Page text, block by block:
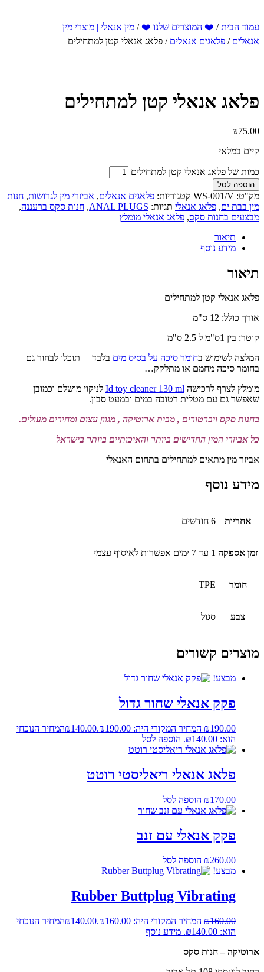
עמוד הבית/ ❤️ המוצרים שלנו ❤️ / מין אנאלי | מוצרי מין
אנאלים / פלאגים אנאלים / פלאג אנאלי קטן למתחילים
פלאג אנאלי קטן למתחילים
₪75.00
קיים במלאי
כמות של פלאג אנאלי קטן למתחילים
הוספה לסל
מק"ט: WS-001/V קטגוריות: פלאגים אנאלים, אביזרי מין לגרושות, חנות
מין בבת ים, פלאג אנאלי תגיות: ANAL PLUGS
, חנות סקס ברעננה,
מבצעים בחנות סקס, פלאג אנאלי מומלץ
תיאור
מידע נוסף
תיאור
פלאג אנאלי קטן למתחילים
אורך כולל: 12 ס"מ
קוטר: בין 1ס"מ ל 2.5 ס"מ
המלצה לשימוש בחומר סיכה על בסיס מים בלבד – תוכלו לבחור גם
בחומר סיכה מחמם או מתלקק…
מומלץ לצרף לרכישה Id toy cleaner 130 ml לניקוי מושלם וכמובן
שאפשר גם עם מטלית רטובה במים ובמעט סבון.
בחנות סקס ויברטורים , מבית ארוטיקה , מגוון עצום ומחירים מעולים.
כל אביזרי המין החדישים ביותר והאיכותיים ביותר בישראל
אביזר מין מתאים למתחילים בתחום האנאלי
מידע נוסף
אחריות 6 חודשים
זמן אספקה 1 עד 7 ימים אפשרות לאיסוף עצמי
חומר TPE
צבע סגול
מוצרים קשורים
מבצע!
פקק אנאלי שחור גדול
₪190.00 המחיר המקורי היה: ₪190.00. ₪140.00
המחיר הנוכחי
הוא: ₪140.00.
הוספה לסל
פלאג אנאלי ריאליסטי רוטט
₪170.00 הוספה לסל
פקק אנאלי עם זנב
₪260.00
הוספה לסל
מבצע!
Rubber Buttplug Vibrating
₪160.00 המחיר המקורי היה: ₪160.00. ₪140.00
המחיר הנוכחי
הוא: ₪140.00.
מידע נוסף
ארוטיקה – חנות סקס